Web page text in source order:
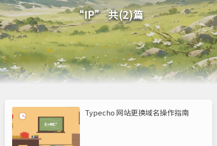
“IP” 共(2)篇
Typecho 网站更换域名操作指南